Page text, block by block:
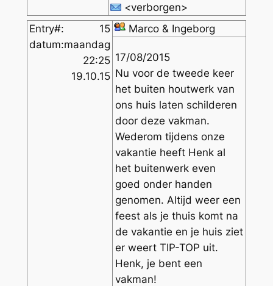
<verborgen>
Entry#:
15
datum:maandag
22:25
19.10.15
Marco & Ingeborg
17/08/2015
Nu voor de tweede keer
het buiten houtwerk van
ons huis laten schilderen
door deze vakman.
Wederom tijdens onze
vakantie heeft Henk al
het buitenwerk even
goed onder handen
genomen. Altijd weer een
feest als je thuis komt na
de vakantie en je huis ziet
er weert TIP-TOP uit.
Henk, je bent een
vakman!